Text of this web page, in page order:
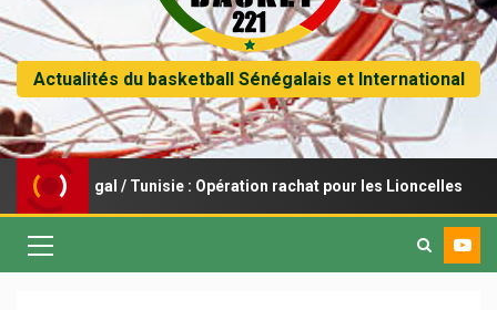
Actualités du basketball Sénégalais et International
/ Tunisie : Opération rachat pour les Lioncelles